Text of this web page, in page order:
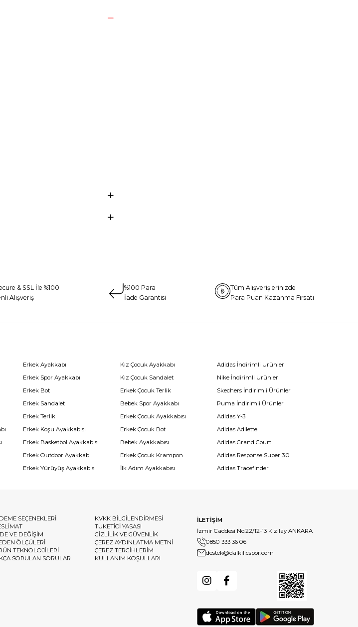
& SSL İle %100
Alışveriş
%100 Para
İade Garantisi
Tüm Alışverişlerinizde
Para Puan Kazanma Fırsatı
Erkek Ayakkabı
Erkek Spor Ayakkabı
Erkek Bot
Erkek Sandalet
Erkek Terlik
Erkek Koşu Ayakkabısı
Erkek Basketbol Ayakkabısı
Erkek Outdoor Ayakkabı
Erkek Yürüyüş Ayakkabısı
Kız Çocuk Ayakkabı
Kız Çocuk Sandalet
Erkek Çocuk Terlik
Bebek Spor Ayakkabı
Erkek Çocuk Ayakkabısı
Erkek Çocuk Bot
Bebek Ayakkabısı
Erkek Çocuk Krampon
İlk Adım Ayakkabısı
Adidas İndirimli Ürünler
Nike İndirimli Ürünler
Skechers İndirimli Ürünler
Puma İndirimli Ürünler
Adidas Y-3
Adidas Adilette
Adidas Grand Court
Adidas Response Super 3.0
Adidas Tracefinder
SEÇENEKLERİ
VE DEĞİŞİM
ÖLÇÜLERİ
TEKNOLOJİLERİ
SORULAN SORULAR
KVKK BİLGİLENDİRMESİ
TÜKETİCİ YASASI
GİZLİLİK VE GÜVENLİK
ÇEREZ AYDINLATMA METNİ
ÇEREZ TERCİHLERİM
KULLANIM KOŞULLARI
İLETİŞİM
İzmir Caddesi No:22/12-13 Kızılay ANKARA
0850 333 36 06
destek@dalkilicspor.com